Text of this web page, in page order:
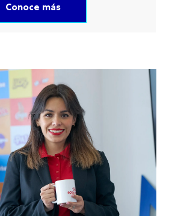
Conoce más